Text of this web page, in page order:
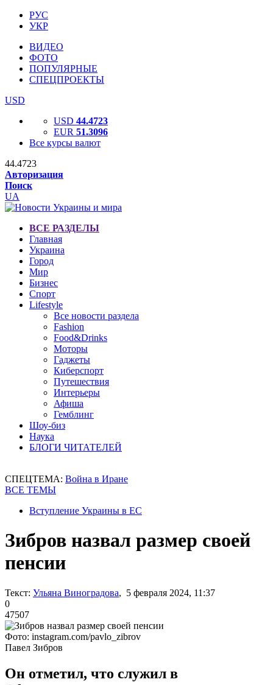
РУС
УКР
ВИДЕО
ФОТО
ПОПУЛЯРНЫЕ
СПЕЦПРОЕКТЫ
USD
USD 44.4723
EUR 51.3096
Все курсы валют
44.4723
Авторизация
Поиск
UA
ВСЕ РАЗДЕЛЫ
Главная
Украина
Город
Мир
Бизнес
Спорт
Lifestyle
Все новости раздела
Fashion
Food&Drinks
Моторы
Гаджеты
Киберспорт
Путешествия
Интерьеры
Афиша
Гемблинг
Шоу-биз
Наука
БЛОГИ ЧИТАТЕЛЕЙ
СПЕЦТЕМА: Война в Иране
ВСЕ ТЕМЫ
Вступление Украины в ЕС
Зибров назвал размер своей
пенсии
Текст: Ульяна Виноградова, 5 февраля 2024, 11:37
0
47507
Фото: instagram.com/pavlo_zibrov
Павел Зибров
Он отметил, что служил в